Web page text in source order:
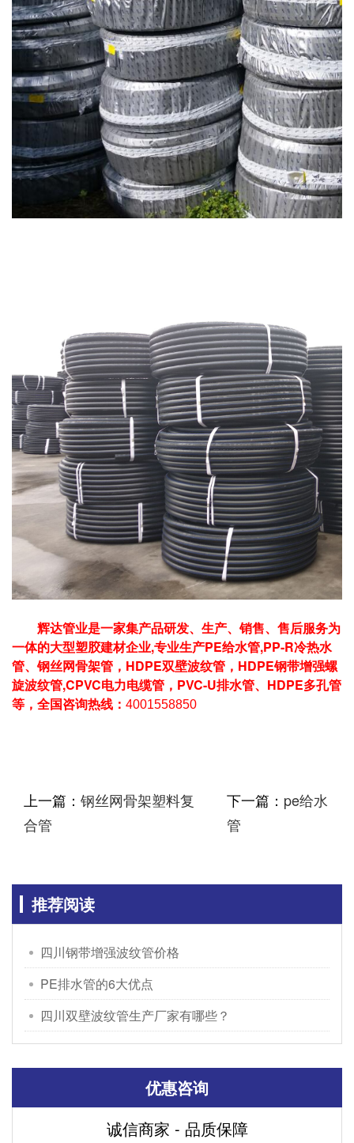
辉达管业是一家集产品研发、生产、销售、售后服务为
一体的大型塑㬵建材企业,专业生产PE给水管,PP-R冷热水
管、钢丝网骨架管，HDPE双壁波纹管，HDPE钢带增强螺
旋波纹管,CPVC电力电缆管，PVC-U排水管、 HDPE多孔管
等，全国咨询热线： 4001558850
上一篇： 钢丝网骨架塑料复
合管
下一篇： pe给水
管
推荐阅读
四川钢带增强波纹管价格
PE排水管的6大优点
四川双壁波纹管生产厂家有哪些？
优惠咨询
诚信商家 - 品质保障